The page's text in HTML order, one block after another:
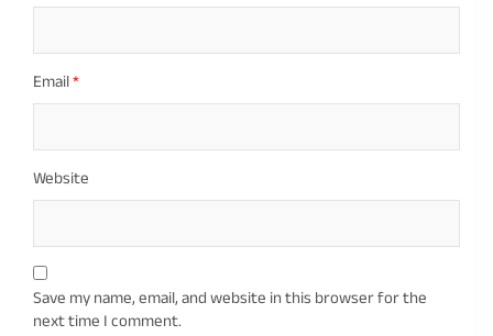
Email*
Website
Save my name, email, and website in this browser for the
next time I comment.